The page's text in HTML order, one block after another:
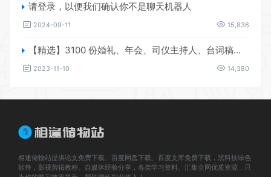
请登录，以便我们确认你不是聊天机器人
2024-09-11 15,836
【精选】3100 份婚礼、年会、司仪主持人、台词稿、节日生日、晚会、开场、开场白素材
2023-11-10 14,380
相逢储物站提供论文免费下载、百度网盘下载、百度文库免费下载，黑科技绿色
软件，影视剪辑教程、自媒体经验分享，各类学习资料、汇集全网优质资源，只